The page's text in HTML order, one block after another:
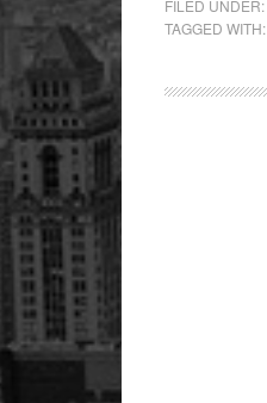
FILED UNDER:
TAGGED WITH: